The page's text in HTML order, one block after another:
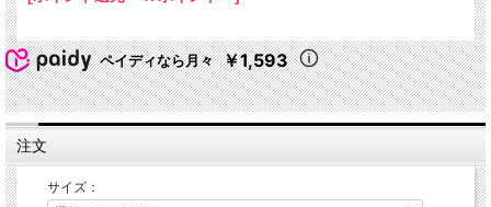
ペイディなら月々 ￥1,593
注文
サイズ：